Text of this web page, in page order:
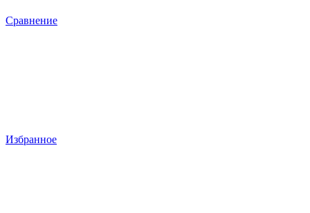
Сравнение
Избранное